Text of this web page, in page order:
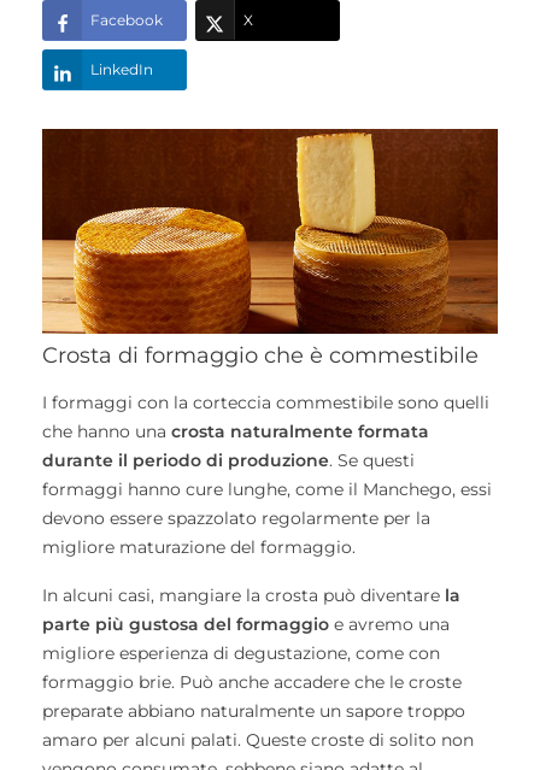
Facebook X
LinkedIn
Crosta di formaggio che è commestibile
I formaggi con la corteccia commestibile sono quelli
che hanno una crosta naturalmente formata
durante il periodo di produzione. Se questi
formaggi hanno cure lunghe, come il Manchego, essi
devono essere spazzolato regolarmente per la
migliore maturazione del formaggio.
In alcuni casi, mangiare la crosta può diventare la
parte più gustosa del formaggio e avremo una
migliore esperienza di degustazione, come con
formaggio brie. Può anche accadere che le croste
preparate abbiano naturalmente un sapore troppo
amaro per alcuni palati. Queste croste di solito non